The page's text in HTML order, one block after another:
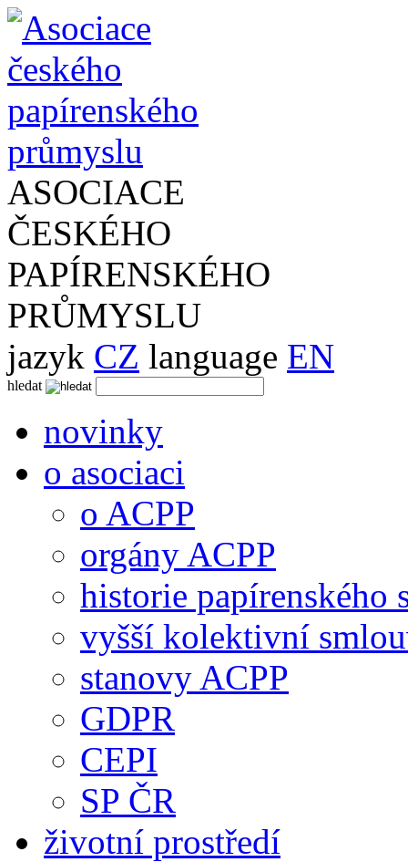
ASOCIACE
ČESKÉHO
PAPÍRENSKÉHO
PRŮMYSLU
jazyk CZ language EN
hledat
novinky
o asociaci
o ACPP
orgány ACPP
historie papírenského
vyšší kolektivní
stanovy ACPP
GDPR
CEPI
SP ČR
životní prostředí